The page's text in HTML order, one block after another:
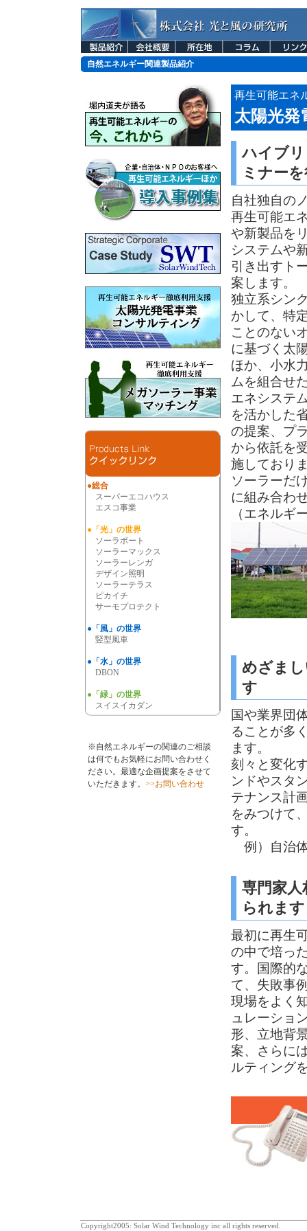
自然エネルギー関連製品紹介
●総合
スーパーエコハウス
エスコ事業
●「光」の世界
ソーラボート
ソーラーマックス
ソーラーレンガ
デザイン照明
ソーラーテラス
ピカイチ
サーモプロテクト
●「風」の世界
竪型風車
●「水」の世界
DBON
●「緑」の世界
スイスイカダン
※自然エネルギーの関連のご相談
は何でもお気軽にお問い合わせく
ださい。最適な企画提案をさせて
いただきます。 >>お問い合わせ
再生可能エネ
太陽光発
ハイブ
ミナー
自社独自の
再生可能エ
や新製品を
システムや
引き出すト
案します。
独立系シン
かして、特
ことのない
に基づく太
ほか、小水
ムを組合せ
エネシステ
を活かした
の提案、プ
から依託を
施しており
ソーラーだ
に組み合わ
（エネルギ
めざま
す
国や業界団
ることが多
ます。
刻々と変化
ンドやスタ
テナンス計
をみつけて
す。
例）自治
専門家
られます
最初に再生
の中で培っ
す。国際的
て、失敗事
現場をよく
ュレーショ
形、立地背
案、さらに
ルティング
Copyright2005: Solar Wind Technology inc all rights reserved.